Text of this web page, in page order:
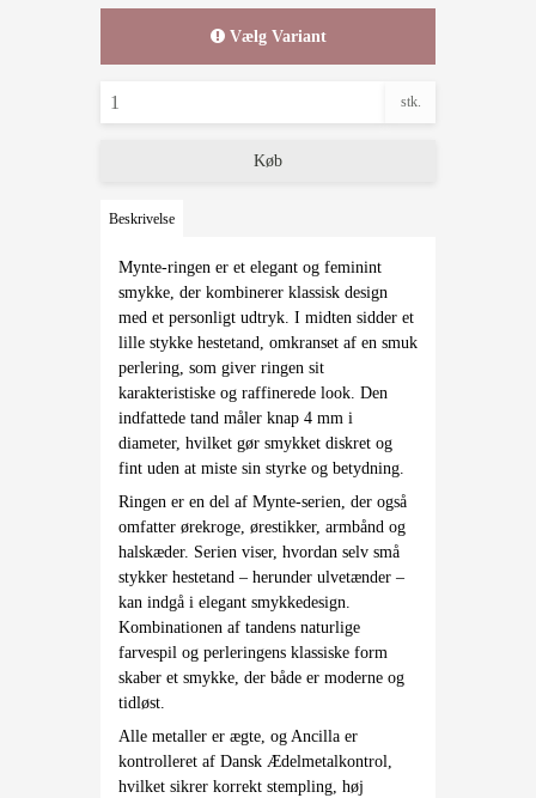
Vælg Variant
stk.
Køb
Beskrivelse
Mynte-ringen er et elegant og feminint
smykke, der kombinerer klassisk design
med et personligt udtryk. I midten sidder et
lille stykke hestetand, omkranset af en smuk
perlering, som giver ringen sit
karakteristiske og raffinerede look. Den
indfattede tand måler knap 4 mm i
diameter, hvilket gør smykket diskret og
fint uden at miste sin styrke og betydning.
Ringen er en del af Mynte-serien, der også
omfatter ørekroge, ørestikker, armbånd og
halskæder. Serien viser, hvordan selv små
stykker hestetand – herunder ulvetænder –
kan indgå i elegant smykkedesign.
Kombinationen af tandens naturlige
farvespil og perleringens klassiske form
skaber et smykke, der både er moderne og
tidløst.
Alle metaller er ægte, og Ancilla er
kontrolleret af Dansk Ædelmetalkontrol,
hvilket sikrer korrekt stempling, høj